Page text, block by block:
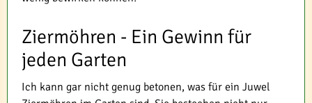
Ziermöhren - Ein Gewinn für
jeden Garten
Ich kann gar nicht genug betonen, was für ein Juwel